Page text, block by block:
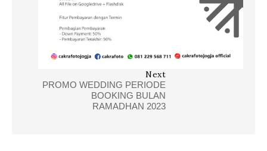
Next
PROMO WEDDING PERIODE
BOOKING BULAN
RAMADHAN 2023